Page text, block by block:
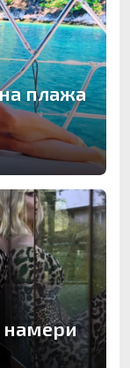
плажа
намери